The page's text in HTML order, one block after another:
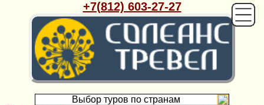
+7(812) 603-27-27
Выбор туров по странам